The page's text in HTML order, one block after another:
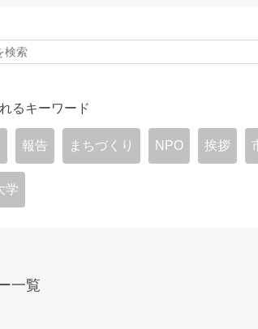
るキーワード
報告 まちづくり NPO 挨拶
学
一覧